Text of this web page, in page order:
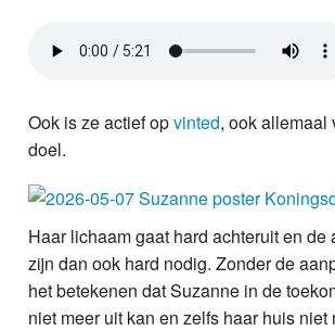
Ook is ze actief opvinted, ook allemaal
doel.
Haar lichaam gaat hard achteruit en de
zijn dan ook hard nodig. Zonder de
het betekenen dat Suzanne in de
niet meer uit kan en zelfs haar huis niet